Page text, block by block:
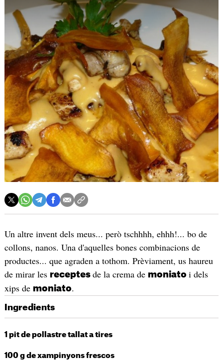
Un altre invent dels meus... però tschhhh, ehhh!... bo de
collons, nanos. Una d'aquelles bones combinacions de
productes... que agraden a tothom. Prèviament, us haureu
de mirar les receptes de la crema de moniato i dels
xips de moniato.
Ingredients
1 pit de pollastre tallat a tires
100 g de xampinyons frescos